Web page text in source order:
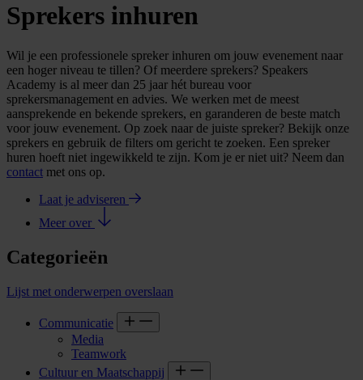
Sprekers inhuren
Wil je een professionele spreker inhuren om jouw evenement naar
een hoger niveau te tillen? Of meerdere sprekers? Speakers
Academy is al meer dan 25 jaar hét bureau voor
sprekersmanagement en advies. We werken met de meest
aansprekende en bekende sprekers, en garanderen de beste match
voor jouw evenement. Op zoek naar de juiste spreker? Bekijk onze
sprekers en gebruik de filters om gericht te zoeken. Een spreker
huren hoeft niet ingewikkeld te zijn. Kom je er niet uit? Neem dan
contact met ons op.
Laat je adviseren
Meer over
Categorieën
Lijst met onderwerpen overslaan
Communicatie
Media
Teamwork
Cultuur en Maatschappij